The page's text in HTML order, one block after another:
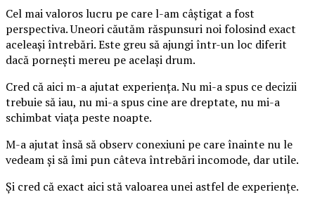
Cel mai valoros lucru pe care l-am câștigat a fost
perspectiva. Uneori căutăm răspunsuri noi folosind exact
aceleași întrebări. Este greu să ajungi într-un loc diferit
dacă pornești mereu pe același drum.
Cred că aici m-a ajutat experiența. Nu mi-a spus ce decizii
trebuie să iau, nu mi-a spus cine are dreptate, nu mi-a
schimbat viața peste noapte.
M-a ajutat însă să observ conexiuni pe care înainte nu le
vedeam și să îmi pun câteva întrebări incomode, dar utile.
Și cred că exact aici stă valoarea unei astfel de experiențe.